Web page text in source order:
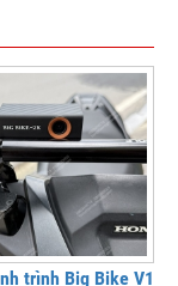
trình Big Bike V1